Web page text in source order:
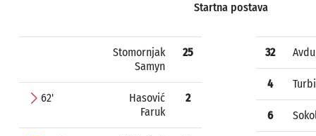
Startna postava
Stomornjak
Samyn
25
62'
Hasović
Faruk
2
32
4
6